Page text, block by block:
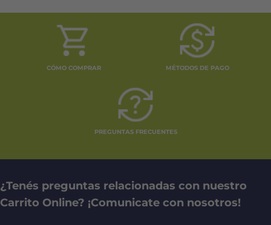
CÓMO COMPRAR MÉTODOS DE PAGO
PREGUNTAS FRECUENTES
¿Tenés preguntas relacionadas con nuestro
Carrito Online? ¡Comunicate con nosotros!